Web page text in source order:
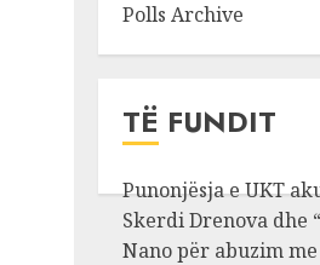
Polls Archive
TË FUNDIT
Punonjësja e UKT
Skerdi Drenova dhe
Nano për abuzim